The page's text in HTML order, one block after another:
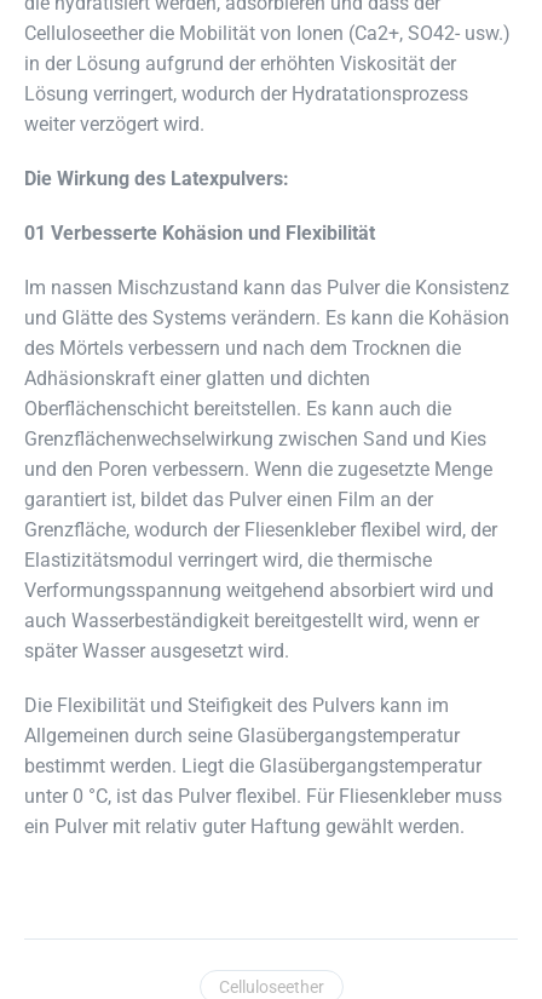
Celluloseether die Mobilität von Ionen (Ca2+, SO42- usw.)
in der Lösung aufgrund der erhöhten Viskosität der
Lösung verringert, wodurch der Hydratationsprozess
weiter verzögert wird.
Die Wirkung des Latexpulvers:
01 Verbesserte Kohäsion und Flexibilität
Im nassen Mischzustand kann das Pulver die Konsistenz
und Glätte des Systems verändern. Es kann die Kohäsion
des Mörtels verbessern und nach dem Trocknen die
Adhäsionskraft einer glatten und dichten
Oberflächenschicht bereitstellen. Es kann auch die
Grenzflächenwechselwirkung zwischen Sand und Kies
und den Poren verbessern. Wenn die zugesetzte Menge
garantiert ist, bildet das Pulver einen Film an der
Grenzfläche, wodurch der Fliesenkleber flexibel wird, der
Elastizitätsmodul verringert wird, die thermische
Verformungsspannung weitgehend absorbiert wird und
auch Wasserbeständigkeit bereitgestellt wird, wenn er
später Wasser ausgesetzt wird.
Die Flexibilität und Steifigkeit des Pulvers kann im
Allgemeinen durch seine Glasübergangstemperatur
bestimmt werden. Liegt die Glasübergangstemperatur
unter 0 °C, ist das Pulver flexibel. Für Fliesenkleber muss
ein Pulver mit relativ guter Haftung gewählt werden.
Celluloseether